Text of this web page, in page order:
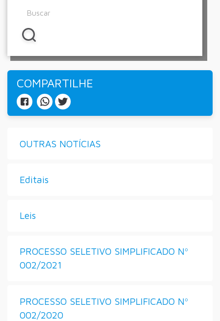
COMPARTILHE
OUTRAS NOTÍCIAS
Editais
Leis
PROCESSO SELETIVO SIMPLIFICADO Nº
002/2021
PROCESSO SELETIVO SIMPLIFICADO Nº
002/2020